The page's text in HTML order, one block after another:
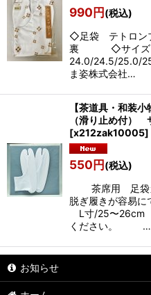
990円(税込)
◇足袋 テトロン
裏 ◇サイズ
24.0/24.5/25.0/
ま姿株式会社…
【茶道具・和
（滑り止め付）
[x212zak10005]
550円(税込)
茶席用 足袋
脱ぎ履きが容易
L寸/25〜
ください。 …
お知らせ